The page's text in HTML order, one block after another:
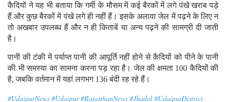
कैदियों ने यह भी बताया कि गर्मी के मौसम में कई बैरकों में लगे पंखे खराब पड़े
हैं और कुछ बैरकों में पंखे लगे ही नहीं हैं। इसके अलावा जेल में पढ़ने के लिए न
तो अखबार उपलब्ध हैं और न ही किताबें या अन्य पढ़ने की सामग्री दी जाती
है।
पानी की टंकी में पर्याप्त पानी की आपूर्ति नहीं होने से कैदियों को पीने के पानी
की भी समस्या का सामना करना पड़ रहा है। जेल की क्षमता 100 कैदियों की
है, जबकि वर्तमान में यहां लगभग 136 बंदी रह रहे हैं।
#UdaipurNews #Udaipur #RajasthanNews #Jhadol #UdaipurDistrict